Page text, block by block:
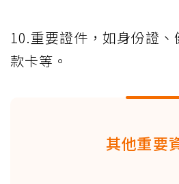
10.重要證件，如身份證
款卡等。
其他重要